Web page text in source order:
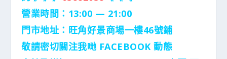
營業時間：13:00 — 21:00
門市地址： 旺角好景商場一樓46號鋪
敬請密切關注我哋 FACEBOOK 動態